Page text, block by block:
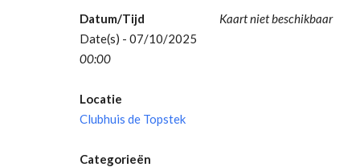
Kaart niet beschikbaar
Datum/Tijd
Date(s) - 07/10/2025
00:00
Locatie
Clubhuis de Topstek
Categorieën